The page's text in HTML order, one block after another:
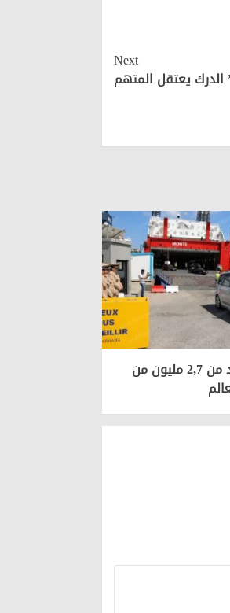
Next
الدرك يعتقل المتهم
دخول أزيد من 2,7 مليون من